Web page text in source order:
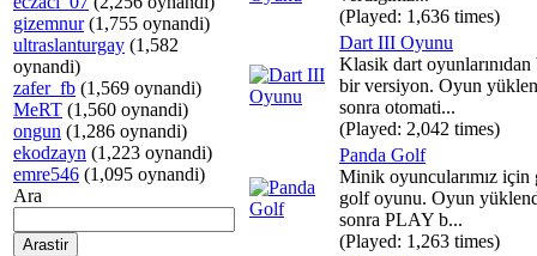
gizemnur(1,755 oynandi)
ultraslanturgay (1,582
oynandi)
zafer_fb (1,569 oynandi)
MeRT (1,560 oynandi)
ongun (1,286 oynandi)
ekodzayn (1,223 oynandi)
emre546 (1,095 oynandi)
Ara
(Played: 1,636 times)
Dart III Oyunu
Klasik dart oyunlarınıdan
bir versiyon. Oyun
sonra otomati...
(Played: 2,042 times)
Panda Golf
Minik oyuncularımız için
golf oyunu. Oyun
sonra PLAY b...
(Played: 1,263 times)